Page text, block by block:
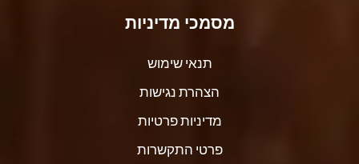
מסמכי מדיניות
תנאי שימוש
הצהרת נגישות
מדיניות פרטיות
פרטי התקשרות